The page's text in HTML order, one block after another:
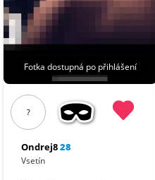
Fotka dostupná po přihlášení
?
Ondrej828
Vsetín